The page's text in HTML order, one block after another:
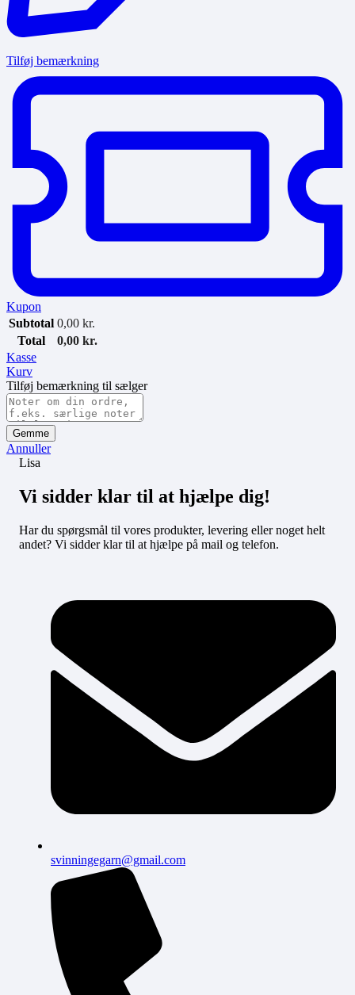
Tilføj bemærkning
Kupon
Subtotal 0,00 kr.
Total
0,00 kr.
Kasse
Kurv
Tilføj bemærkning til sælger
Gemme
Annuller
Lisa
Vi sidder klar til at hjælpe dig!
Har du spørgsmål til vores produkter, levering eller noget helt
andet? Vi sidder klar til at hjælpe på mail og telefon.
svinningegarn@gmail.com